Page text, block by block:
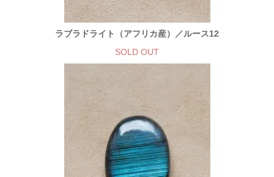
ラブラドライト（アフリカ産）／ルース12
SOLD OUT